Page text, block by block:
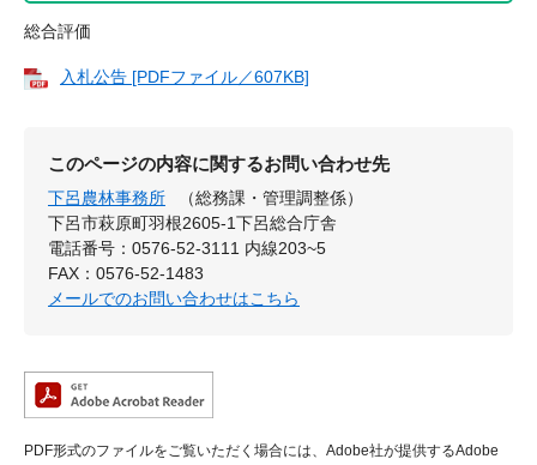
総合評価
入札公告 [PDFファイル／607KB]
このページの内容に関するお問い合わせ先
下呂農林事務所
（総務課・管理調整係）
下呂市萩原町羽根2605-1下呂総合庁舎
電話番号：0576-52-3111 内線203~5
FAX：0576-52-1483
メールでのお問い合わせはこちら
PDF形式のファイルをご覧いただく場合には、Adobe社が提供するAdobe